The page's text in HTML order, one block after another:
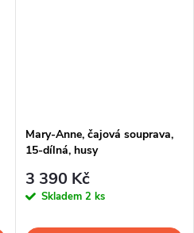
Mary-Anne, čajová souprava,
15-dílná, husy
3 390 Kč
Skladem 2 ks